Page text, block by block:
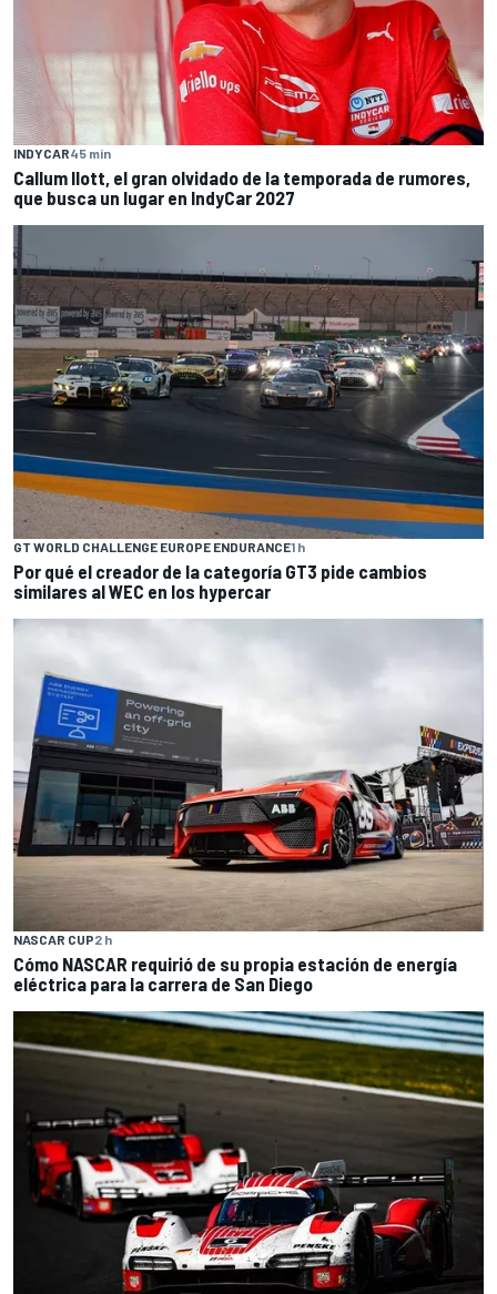
INDYCAR45 min
Callum Ilott, el gran olvidado de la temporada de rumores,
que busca un lugar en IndyCar 2027
GT WORLD CHALLENGE EUROPE ENDURANCE1 h
Por qué el creador de la categoría GT3 pide cambios
similares al WEC en los hypercar
NASCAR CUP2 h
Cómo NASCAR requirió de su propia estación de energía
eléctrica para la carrera de San Diego